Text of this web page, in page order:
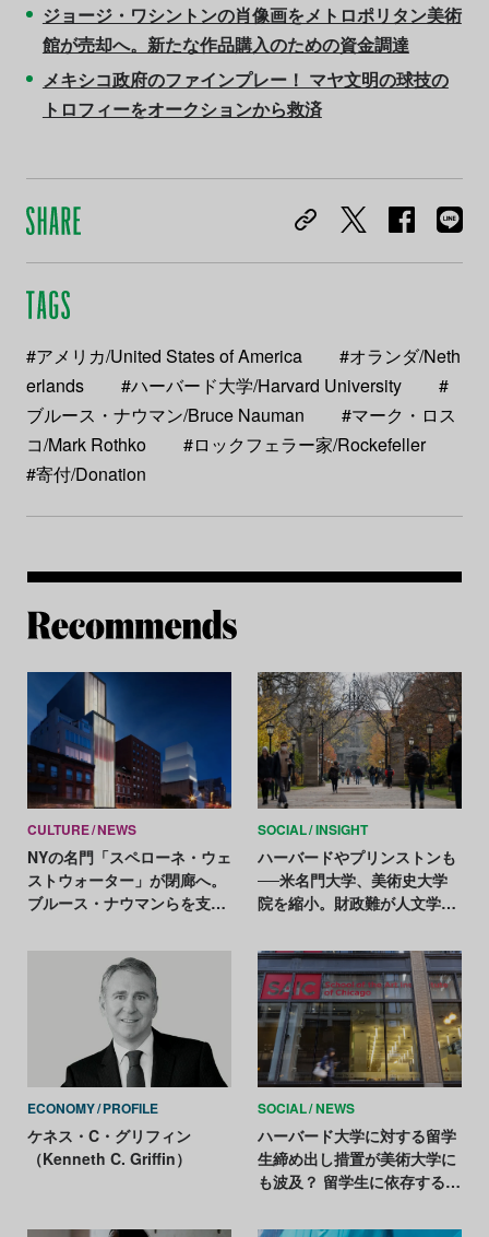
ジョージ・ワシントンの肖像画をメトロポリタン美術
館が売却へ。新たな作品購入のための資金調達
メキシコ政府のファインプレー！ マヤ文明の球技の
トロフィーをオークションから救済
#アメリカ/United States of America
#オランダ/Neth
erlands
#ハーバード大学/Harvard University
#
ブルース・ナウマン/Bruce Nauman
#マーク・ロス
コ/Mark Rothko
#ロックフェラー家/Rockefeller
#寄付/Donation
CULTURE NEWS
NYの名門「スペローネ・ウェ
ストウォーター」が閉廊へ。
ブルース・ナウマンらを支え
SOCIAL INSIGHT
ハーバードやプリンストンも
──米名門大学、美術史大学
院を縮小。財政難が人文学を
ECONOMY PROFILE
ケネス・C・グリフィン
（Kenneth C. Griffin）
SOCIAL NEWS
ハーバード大学に対する留学
生締め出し措置が美術大学に
も波及？ 留学生に依存する美